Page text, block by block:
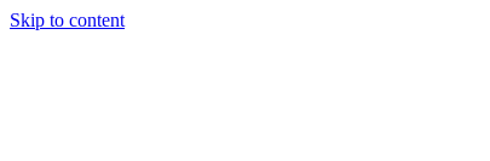
Skip to content